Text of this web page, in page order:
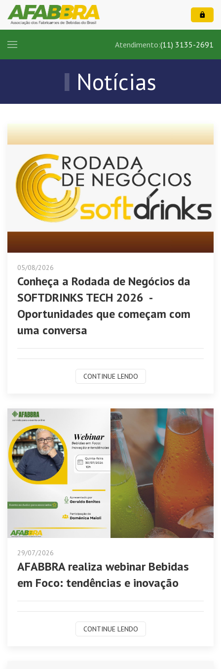
Atendimento:(11) 3135-2691
Notícias
05/08/2026
Conheça a Rodada de Negócios da
SOFTDRINKS TECH 2026 -
Oportunidades que começam com
uma conversa
CONTINUE LENDO
29/07/2026
AFABBRA realiza webinar Bebidas
em Foco: tendências e inovação
CONTINUE LENDO